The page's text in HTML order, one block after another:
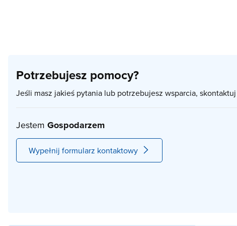
Potrzebujesz pomocy?
Jeśli masz jakieś pytania lub potrzebujesz wsparcia,
Jestem Gospodarzem
Wypełnij formularz kontaktowy